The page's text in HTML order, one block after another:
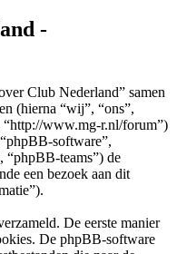
-
Club Nederland” samen
(hierna “wij”, “ons”,
www.mg-r.nl/forum”)
software”,
teams”) de
een bezoek aan dit
De eerste manier
De phpBB-software